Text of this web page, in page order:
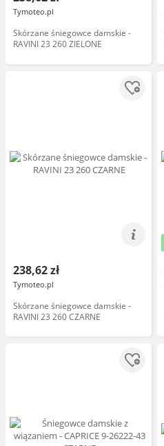
Tymoteo.pl
Skórzane śniegowce damskie -
RAVINI 23 260 ZIELONE
238,62 zł
Tymoteo.pl
Skórzane śniegowce damskie -
RAVINI 23 260 CZARNE